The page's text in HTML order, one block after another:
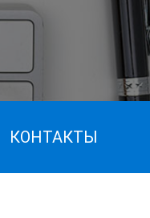
КОНТАКТЫ